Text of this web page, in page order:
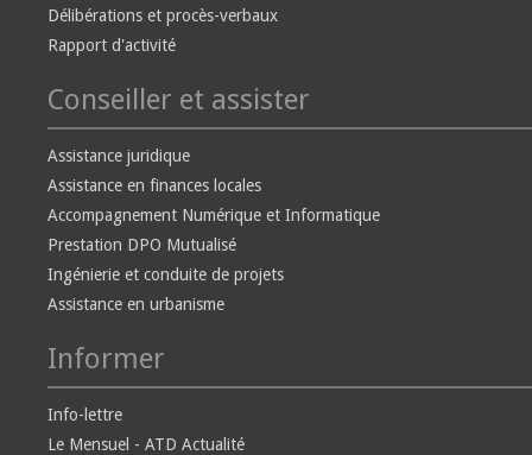
Délibérations et procès-verbaux
Rapport d'activité
Conseiller et assister
Assistance juridique
Assistance en finances locales
Accompagnement Numérique et Informatique
Prestation DPO Mutualisé
Ingénierie et conduite de projets
Assistance en urbanisme
Informer
Info-lettre
Le Mensuel - ATD Actualité